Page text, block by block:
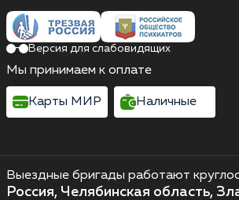
Выездные бригады работают
Россия, Челябинская область,
Версия для слабовидящих
Мы принимаем к оплате
Карты МИР Наличные